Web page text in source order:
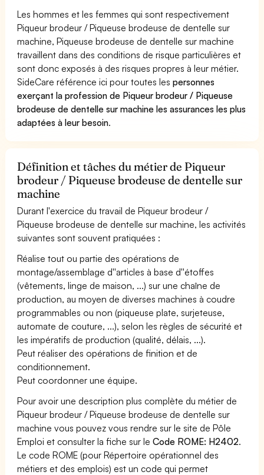
Les hommes et les femmes qui sont respectivement
Piqueur brodeur / Piqueuse brodeuse de dentelle sur
machine, Piqueuse brodeuse de dentelle sur machine
travaillent dans des conditions de risque particulières et
sont donc exposés à des risques propres à leur métier.
SideCare référence ici pour toutes lespersonnes
exerçant la profession de Piqueur brodeur / Piqueuse
brodeuse de dentelle sur machine les assurances les plus
adaptées à leur besoin.
Définition et tâches du métier de Piqueur
brodeur / Piqueuse brodeuse de dentelle sur
machine
Durant l'exercice du travail de Piqueur brodeur /
Piqueuse brodeuse de dentelle sur machine, les activités
suivantes sont souvent pratiquées :
Réalise tout ou partie des opérations de
montage/assemblage d''articles à base d''étoffes
(vêtements, linge de maison, ...) sur une chaîne de
production, au moyen de diverses machines à coudre
programmables ou non (piqueuse plate, surjeteuse,
automate de couture, ...), selon les règles de sécurité et
les impératifs de production (qualité, délais, ...).
Peut réaliser des opérations de finition et de
conditionnement.
Peut coordonner une équipe.
Pour avoir une description plus complète du métier de
Piqueur brodeur / Piqueuse brodeuse de dentelle sur
machine vous pouvez vous rendre sur le site de Pôle
Emploi et consulter la fiche sur leCode ROME: H2402.
Le code ROME (pour Répertoire opérationnel des
métiers et des emplois) est un code qui permet